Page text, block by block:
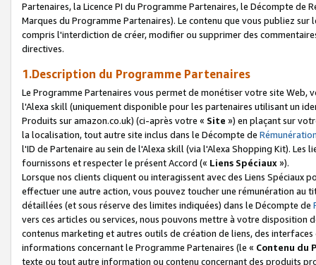
Partenaires, la Licence PI du Programme Partenaires, le Décompte de
Marques du Programme Partenaires). Le contenu que vous publiez
compris l'interdiction de créer, modifier ou supprimer des
directives.
1.Description du Programme Partenaires
Le Programme Partenaires vous permet de monétiser votre site Web,
l'Alexa skill (uniquement disponible pour les partenaires utilisant un
Produits sur amazon.co.uk) (ci-après votre « Site ») en plaçant sur
la localisation, tout autre site inclus dans le Décompte de
l'ID de Partenaire au sein de l'Alexa skill (via l'Alexa Shopping Kit).
fournissons et respecter le présent Accord (« Liens Spéciaux»).
Lorsque nos clients cliquent ou interagissent avec des Liens Spéciaux
effectuer une autre action, vous pouvez toucher une rémunération
détaillées (et sous réserve des limites indiquées) dans le Décompte de
vers ces articles ou services, nous pouvons mettre à votre disposition
contenus marketing et autres outils de création de liens, des
informations concernant le Programme Partenaires (le « Contenu du
texte ou tout autre information ou contenu concernant des produits